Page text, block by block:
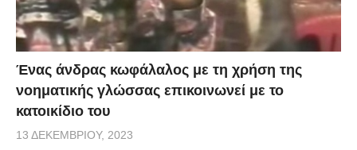
Ένας άνδρας κωφάλαλος με τη χρήση της
νοηματικής γλώσσας επικοινωνεί με το
κατοικίδιο του
13 ΔΕΚΕΜΒΡΊΟΥ, 2023